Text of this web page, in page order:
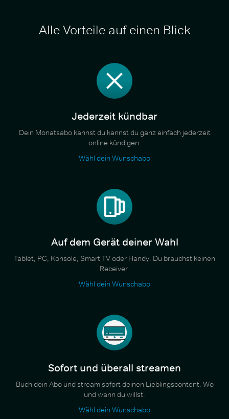
Alle Vorteile auf einen Blick
Jederzeit kündbar
Dein Monatsabo kannst du kannst du ganz einfach jederzeit
online kündigen.
Wähl dein Wunschabo
Auf dem Gerät deiner Wahl
Tablet, PC, Konsole, Smart TV oder Handy. Du brauchst keinen
Receiver.
Wähl dein Wunschabo
Sofort und überall streamen
Buch dein Abo und stream sofort deinen Lieblingscontent. Wo
und wann du willst.
Wähl dein Wunschabo